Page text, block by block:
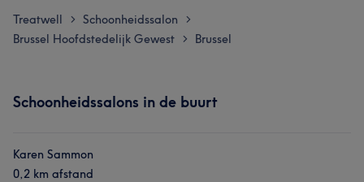
Treatwell > Schoonheidssalon >
Brussel Hoofdstedelijk Gewest > Brussel
Schoonheidssalons in de buurt
Karen Sammon
0,2 km afstand